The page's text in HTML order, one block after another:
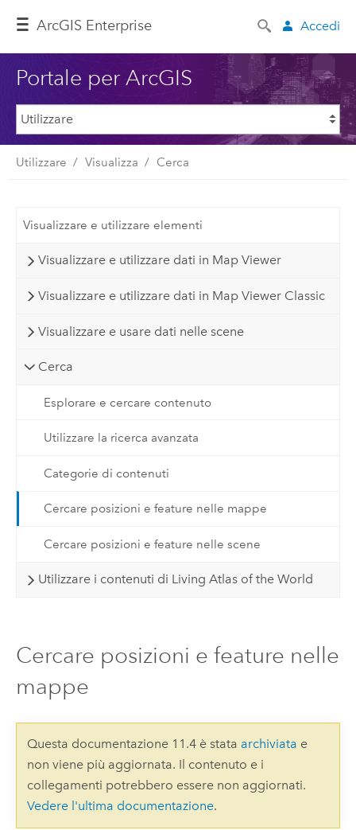
ArcGIS Enterprise Accedi
Portale per ArcGIS
Utilizzare Visualizza Cerca
Visualizzare e utilizzare elementi
Visualizzare e utilizzare dati in Map Viewer
Visualizzare e utilizzare dati in Map Viewer Classic
Visualizzare e usare dati nelle scene
Cerca
Esplorare e cercare contenuto
Utilizzare la ricerca avanzata
Categorie di contenuti
Cercare posizioni e feature nelle mappe
Cercare posizioni e feature nelle scene
Utilizzare i contenuti di Living Atlas of the World
Cercare posizioni e feature nelle
mappe
Questa documentazione 11.4 è stata archiviata e
non viene più aggiornata. Il contenuto e i
collegamenti potrebbero essere non aggiornati.
Vedere l'ultima documentazione.